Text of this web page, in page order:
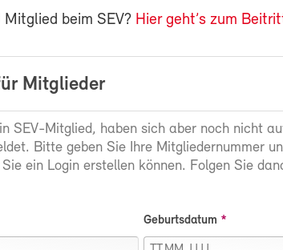
beim SEV? Hier geht’s zum
Mitglieder
SEV-Mitglied, haben sich aber noch nicht
Bitte geben Sie Ihre Mitgliedernummer
ein Login erstellen können. Folgen Sie
Geburtsdatum